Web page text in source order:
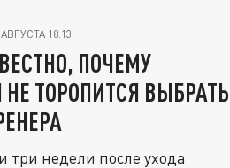
АВГУСТА 18:13
ПОЧЕМУ
НЕ ТОРОПИТСЯ ВЫБРАТЬ
три недели после ухода